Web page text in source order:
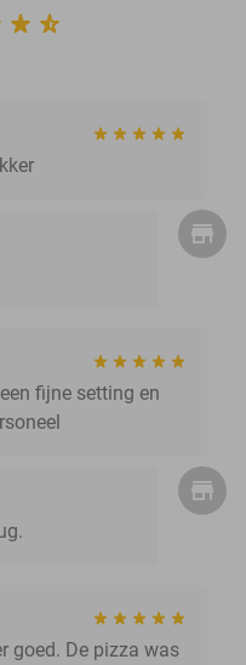
fijne setting en
goed. De pizza was